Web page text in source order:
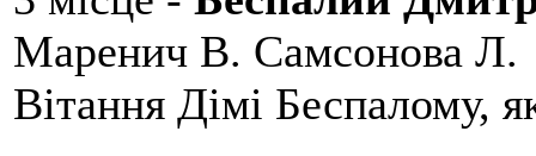
Маренич В. Самсонова Л.
Вітання Дімі Беспалому,